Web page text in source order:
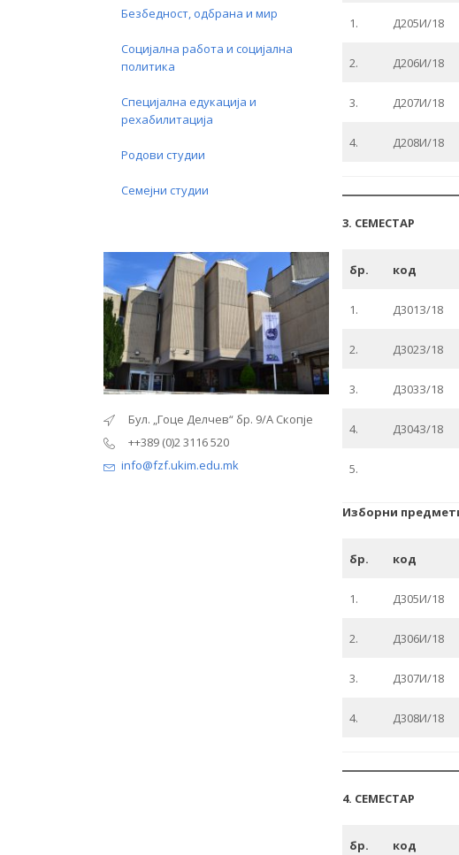
1. Д205И/18
2. Д206И/18
3. Д207И/18
4. Д208И/18
3. СЕМЕСТАР
бр. код
1. Д301З/18
2. Д302З/18
3. Д303З/18
4. Д304З/18
5.
Изборни
бр. код
1. Д305И/18
2. Д306И/18
3. Д307И/18
4. Д308И/18
4. СЕМЕСТАР
бр. код
Безбедност, одбрана и мир
Социјална работа и социјална
политика
Специјална едукација и
рехабилитација
Родови студии
Семејни студии
Бул. „Гоце Делчев“ бр. 9/А Скопје
++389 (0)2 3116 520
info@fzf.ukim.edu.mk
info@fzf.ukim.edu.mk